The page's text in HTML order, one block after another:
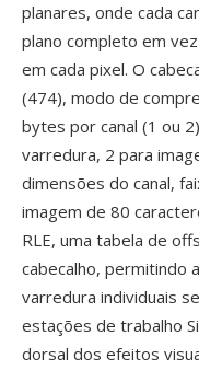
planares, onde cada
plano completo em
em cada pixel. O
(474), modo de
bytes por canal (1 ou
varredura, 2 para
dimensões do canal,
imagem de 80
RLE, uma tabela de
cabecalho, permitindo
varredura individuais
estações de trabalho
dorsal dos efeitos